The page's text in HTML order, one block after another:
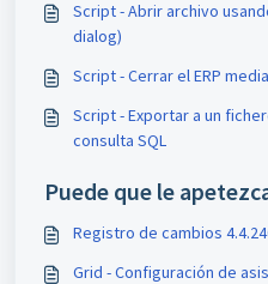
Script - Abrir archivo
dialog)
Script - Cerrar el ERP
Script - Exportar a un
consulta SQL
Puede que le
Registro de cambios
Grid - Configuración de